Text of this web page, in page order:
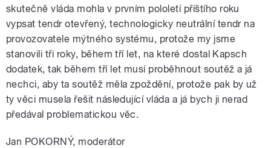
skutečně vláda mohla v prvním pololetí příštího roku
vypsat tendr otevřený, technologicky neutrální tendr na
provozovatele mýtného systému, protože my jsme
stanovili tři roky, během tří let, na které dostal Kapsch
dodatek, tak během tří let musí proběhnout soutěž a já
nechci, aby ta soutěž měla zpoždění, protože pak by už
ty věci musela řešit následující vláda a já bych ji nerad
předával problematickou věc.
Jan POKORNÝ, moderátor